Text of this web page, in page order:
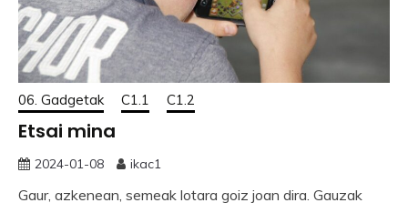
06. Gadgetak C1.1 C1.2
Etsai mina
2024-01-08 ikac1
Gaur, azkenean, semeak lotara goiz joan dira. Gauzak